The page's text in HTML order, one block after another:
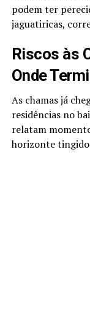
podem ter
jaguatiricas,
Riscos às
Onde
As chamas já
residências no
relatam
horizonte tingido